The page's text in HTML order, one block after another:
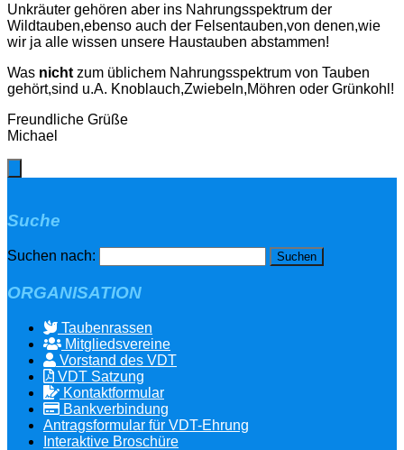
Unkräuter gehören aber ins Nahrungsspektrum der
Wildtauben,ebenso auch der Felsentauben,von denen,wie
wir ja alle wissen unsere Haustauben abstammen!
Was nicht zum üblichem Nahrungsspektrum von Tauben
gehört,sind u.A. Knoblauch,Zwiebeln,Möhren oder Grünkohl!
Freundliche Grüße
Michael
Suche
Suchen nach:
ORGANISATION
Taubenrassen
Mitgliedsvereine
Vorstand des VDT
VDT Satzung
Kontaktformular
Bankverbindung
Antragsformular für VDT-Ehrung
Interaktive Broschüre